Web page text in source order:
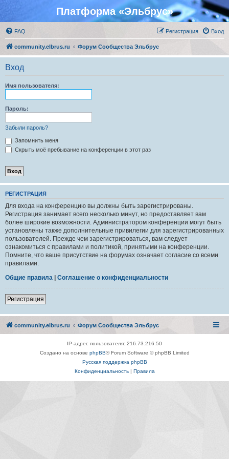
Платформа «Эльбрус»
FAQ Вход
Регистрация
community.elbrus.ru Форум Сообщества Эльбрус
Вход
Имя пользователя:
Пароль:
Забыли пароль?
Запомнить меня
Скрыть моё пребывание на конференции в этот раз
РЕГИСТРАЦИЯ
Для входа на конференцию вы должны быть зарегистрированы.
Регистрация занимает всего несколько минут, но предоставляет вам
более широкие возможности. Администратором конференции могут быть
установлены также дополнительные привилегии для зарегистрированных
пользователей. Прежде чем зарегистрироваться, вам следует
ознакомиться с правилами и политикой, принятыми на конференции.
Помните, что ваше присутствие на форумах означает согласие со всеми
правилами.
Общие правила | Соглашение о конфиденциальности
Регистрация
community.elbrus.ru Форум Сообщества Эльбрус
IP-адрес пользователя: 216.73.216.50
Создано на основе phpBB® Forum Software © phpBB Limited
Русская поддержка phpBB
Конфиденциальность| Правила